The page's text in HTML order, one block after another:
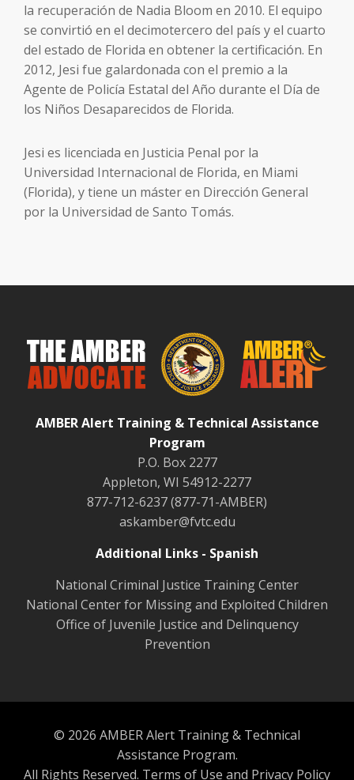
la recuperación de Nadia Bloom en 2010. El equipo
se convirtió en el decimotercero del país y el cuarto
del estado de Florida en obtener la certificación. En
2012, Jesi fue galardonada con el premio a la
Agente de Policía Estatal del Año durante el Día de
los Niños Desaparecidos de Florida.
Jesi es licenciada en Justicia Penal por la
Universidad Internacional de Florida, en Miami
(Florida), y tiene un máster en Dirección General
por la Universidad de Santo Tomás.
AMBER Alert Training & Technical Assistance
Program
P.O. Box 2277
Appleton, WI 54912-2277
877-712-6237 (877-71-AMBER)
askamber@fvtc.edu
Additional Links - Spanish
National Criminal Justice Training Center
National Center for Missing and Exploited Children
Office of Juvenile Justice and Delinquency
Prevention
© 2026 AMBER Alert Training & Technical
Assistance Program.
All Rights Reserved. Terms of Use and Privacy Policy